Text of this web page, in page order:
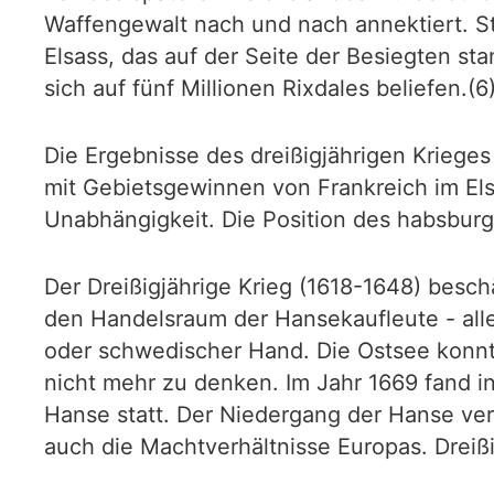
Waffengewalt nach und nach annektiert.
Elsass, das auf der Seite der Besiegten
sich auf fünf Millionen Rixdales
Die Ergebnisse des dreißigjährigen
mit Gebietsgewinnen von Frankreich im
Unabhängigkeit. Die Position des
Der Dreißigjährige Krieg (1618-1648)
den Handelsraum der Hansekaufleute -
oder schwedischer Hand. Die Ostsee
nicht mehr zu denken. Im Jahr 1669 fand
Hanse statt. Der Niedergang der Hanse
auch die Machtverhältnisse Europas.